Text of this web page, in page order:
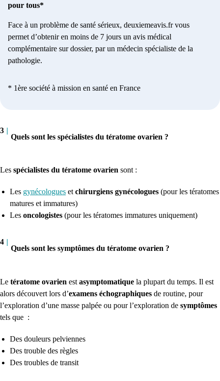
pour tous*
Face à un problème de santé sérieux, deuxiemeavis.fr vous
permet d’obtenir en moins de 7 jours un avis médical
complémentaire sur dossier, par un médecin spécialiste de la
pathologie.
* 1ère société à mission en santé en France
3 |
Quels sont les spécialistes du tératome ovarien ?
Les spécialistes du tératome ovarien sont :
Les gynécologues et chirurgiens gynécologues (pour les tératomes
matures et immatures)
Les oncologistes (pour les tératomes immatures uniquement)
4 |
Quels sont les symptômes du tératome ovarien ?
Le tératome ovarien est asymptomatique la plupart du temps. Il est
alors découvert lors d’examens échographiques de routine, pour
l’exploration d’une masse palpée ou pour l’exploration de symptômes
tels que :
Des douleurs pelviennes
Des trouble des règles
Des troubles de transit